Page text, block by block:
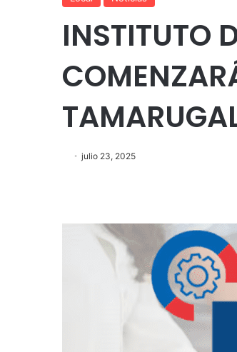
INSTITUTO
julio 23, 2025